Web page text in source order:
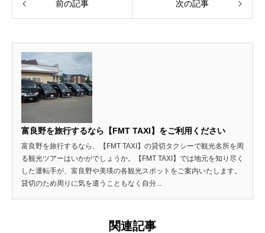
前の記事 次の記事
富良野を旅行するなら【FMT TAXI】をご利用ください
富良野を旅行するなら、【FMT TAXI】の貸切タクシーで観光名所を周
る観光ツアーはいかがでしょうか。【FMT TAXI】では地元を知り尽く
した運転手が、富良野や美瑛の各観光スポットをご案内いたします。
貸切のため周りに気を遣うこともなく自分...
関連記事